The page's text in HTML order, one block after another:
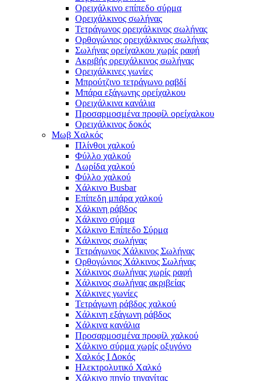
Ορειχάλκινο επίπεδο σύρμα
Ορειχάλκινος σωλήνας
Τετράγωνος ορειχάλκινος σωλήνας
Ορθογώνιος ορειχάλκινος σωλήνας
Σωλήνας ορείχαλκου χωρίς ραφή
Ακριβής ορειχάλκινος σωλήνας
Ορειχάλκινες γωνίες
Μπρούτζινο τετράγωνο ραβδί
Μπάρα εξάγωνης ορείχαλκου
Ορειχάλκινα κανάλια
Προσαρμοσμένα προφίλ ορείχαλκου
Ορειχάλκινος δοκός
Μωβ Χαλκός
Πλίνθοι χαλκού
Φύλλο χαλκού
Λωρίδα χαλκού
Φύλλο χαλκού
Χάλκινο Busbar
Επίπεδη μπάρα χαλκού
Χάλκινη ράβδος
Χάλκινο σύρμα
Χάλκινο Επίπεδο Σύρμα
Χάλκινος σωλήνας
Τετράγωνος Χάλκινος Σωλήνας
Ορθογώνιος Χάλκινος Σωλήνας
Χάλκινος σωλήνας χωρίς ραφή
Χάλκινος σωλήνας ακριβείας
Χάλκινες γωνίες
Τετράγωνη ράβδος χαλκού
Χάλκινη εξάγωνη ράβδος
Χάλκινα κανάλια
Προσαρμοσμένα προφίλ χαλκού
Χάλκινο σύρμα χωρίς οξυγόνο
Χαλκός Ι Δοκός
Ηλεκτρολυτικό Χαλκό
Χάλκινο πηνίο τηγανίτας